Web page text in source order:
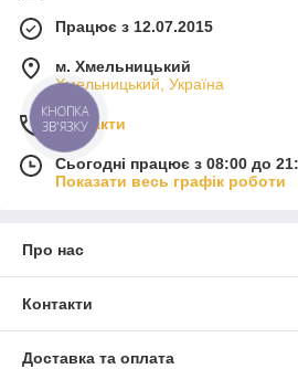
Працює з 12.07.2015
м. Хмельницький
Хмельницький, Україна
Контакти
Сьогодні працює з 08:00 до
Показати весь графік роботи
Про нас
Контакти
Доставка та оплата
КНОПКА
ЗВ'ЯЗКУ